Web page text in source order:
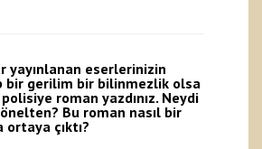
yayınlanan eserlerinizin
bir gerilim bir bilinmezlik olsa
roman yazdınız. Neydi
Bu roman nasıl bir
ortaya çıktı?